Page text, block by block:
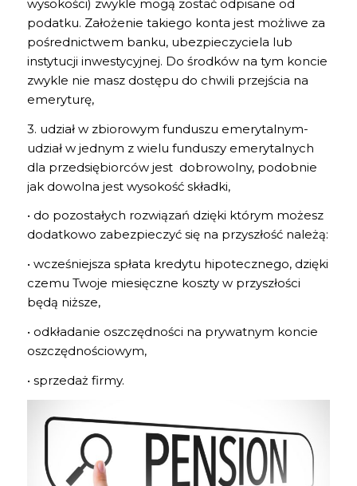
wysokości) zwykle mogą zostać odpisane od
podatku. Założenie takiego konta jest możliwe za
pośrednictwem banku, ubezpieczyciela lub
instytucji inwestycyjnej. Do środków na tym koncie
zwykle nie masz dostępu do chwili przejścia na
emeryturę,
3. udział w zbiorowym funduszu emerytalnym-
udział w jednym z wielu funduszy emerytalnych
dla przedsiębiorców jest dobrowolny, podobnie
jak dowolna jest wysokość składki,
• do pozostałych rozwiązań dzięki którym możesz
dodatkowo zabezpieczyć się na przyszłość należą:
• wcześniejsza spłata kredytu hipotecznego, dzięki
czemu Twoje miesięczne koszty w przyszłości
będą niższe,
• odkładanie oszczędności na prywatnym koncie
oszczędnościowym,
• sprzedaż firmy.